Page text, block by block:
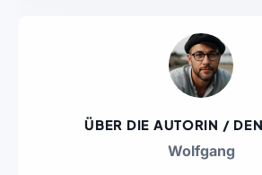
ÜBER DIE AUTORIN /
Wolfgang